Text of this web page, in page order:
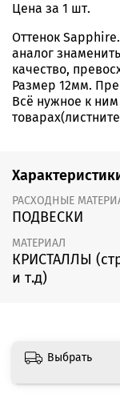
Цена за 1 шт.
Оттенок
аналог
качество,
Размер 12мм.
Всё нужное к
РАСХОДНЫЕ
ПОДВЕСКИ
МАТЕРИАЛ
КРИСТАЛЛЫ
и т.д)
Выбрать